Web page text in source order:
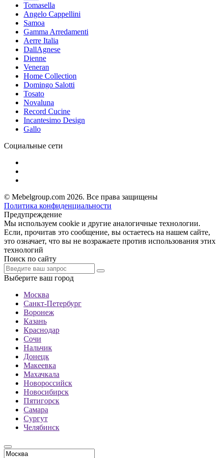
Tomasella
Angelo Cappellini
Samoa
Gamma Arredamenti
Aerre Italia
DallAgnese
Dienne
Veneran
Home Collection
Domingo Salotti
Tosato
Novaluna
Record Cucine
Incantesimo Design
Gallo
Социальные сети
© Mebelgroup.com 2026. Все права защищены
Политика конфиденциальности
Предупреждение
Мы используем cookie и другие аналогичные технологии.
Если, прочитав это сообщение, вы остаетесь на нашем сайте,
это означает, что вы не возражаете против использования этих
технологий
Поиск по сайту
Выберите ваш город
Москва
Санкт-Петербург
Воронеж
Казань
Краснодар
Сочи
Нальчик
Донецк
Макеевка
Махачкала
Новороссийск
Новосибирск
Пятигорск
Самара
Сургут
Челябинск